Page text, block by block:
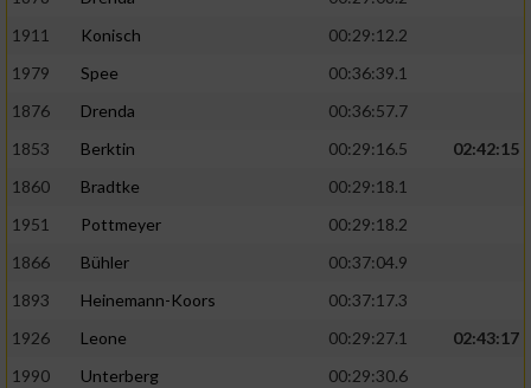
1911
Konisch
00:29:12.2
1979
Spee
00:36:39.1
1876
Drenda
00:36:57.7
1853
Berktin 00:29:16.5
02:42:15
1860
Bradtke
00:29:18.1
1951
Pottmeyer
00:29:18.2
1866
Bühler
00:37:04.9
1893
Heinemann-Koors
00:37:17.3
1926
Leone 00:29:27.1
02:43:17
1990
Unterberg
00:29:30.6